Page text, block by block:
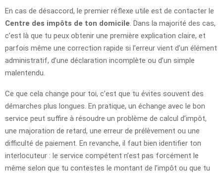
En cas de désaccord, le premier réflexe utile est de contacter le
Centre des impôts de ton domicile . Dans la majorité des cas,
c’est là que tu peux obtenir une première explication claire, et
parfois même une correction rapide si l’erreur vient d’un élément
administratif, d’une déclaration incomplète ou d’un simple
malentendu.
Ce que cela change pour toi, c’est que tu évites souvent des
démarches plus longues. En pratique, un échange avec le bon
service peut suffire à résoudre un problème de calcul d’impôt,
une majoration de retard, une erreur de prélèvement ou une
difficulté de paiement. En revanche, il faut bien identifier ton
interlocuteur : le service compétent n’est pas forcément le
même selon que tu contestes le montant de l’impôt ou que tu